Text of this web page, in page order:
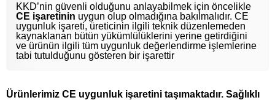
KKD’nin güvenli olduğunu anlayabilmek için öncelikle
CE işaretinin uygun olup olmadığına bakılmalıdır. CE
uygunluk işareti, üreticinin ilgili teknik düzenlemeden
kaynaklanan bütün yükümlülüklerini yerine getirdiğini
ve ürünün ilgili tüm uygunluk değerlendirme işlemlerine
tabi tutulduğunu gösteren bir işarettir
Ürünlerimiz CE uygunluk işaretini taşımaktadır. Sağlıklı